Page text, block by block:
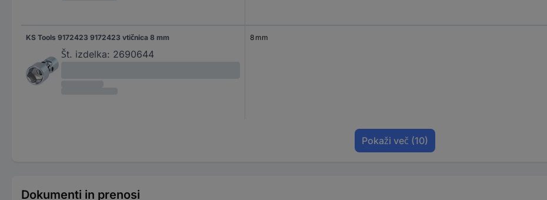
KS Tools 9172423 9172423 vtičnica 8 mm
Št. izdelka: 2690644
8 mm
Pokaži več (10)
Dokumenti in prenosi